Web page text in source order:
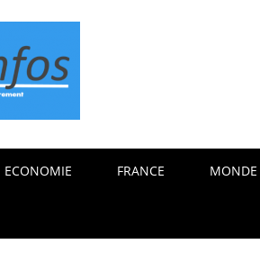
ECONOMIE FRANCE MONDE